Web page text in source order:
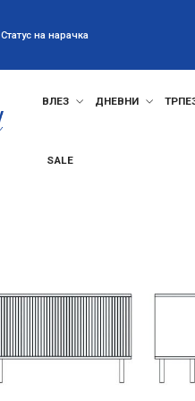
Статус на нарачка
ВЛЕЗ ДНЕВНИ
SALE